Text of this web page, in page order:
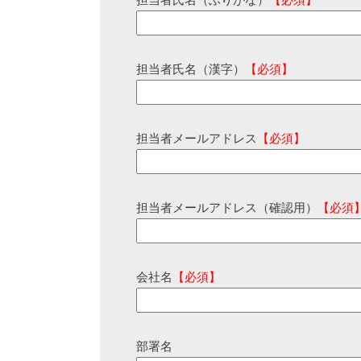
担当者氏名（漢字） 【必須】
担当者メールアドレス 【必須】
担当者メールアドレス（確認用） 【必須
会社名 【必須】
部署名